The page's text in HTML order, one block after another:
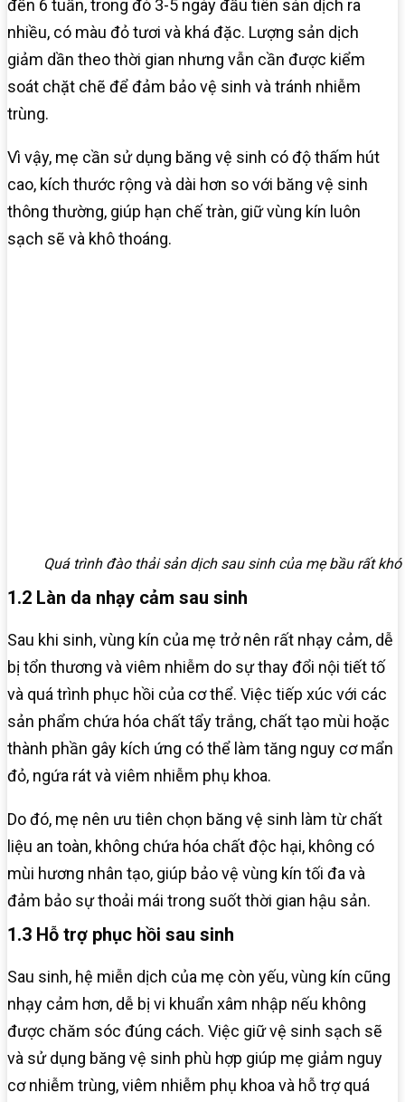
đến 6 tuần, trong đó 3-5 ngày đầu tiên sản dịch ra
nhiều, có màu đỏ tươi và khá đặc. Lượng sản dịch
giảm dần theo thời gian nhưng vẫn cần được kiểm
soát chặt chẽ để đảm bảo vệ sinh và tránh nhiễm
trùng.
Vì vậy, mẹ cần sử dụng băng vệ sinh có độ thấm hút
cao, kích thước rộng và dài hơn so với băng vệ sinh
thông thường, giúp hạn chế tràn, giữ vùng kín luôn
sạch sẽ và khô thoáng.
Quá trình đào thải sản dịch sau sinh của mẹ bầu rất
1.2 Làn da nhạy cảm sau sinh
Sau khi sinh, vùng kín của mẹ trở nên rất nhạy cảm, dễ
bị tổn thương và viêm nhiễm do sự thay đổi nội tiết tố
và quá trình phục hồi của cơ thể. Việc tiếp xúc với các
sản phẩm chứa hóa chất tẩy trắng, chất tạo mùi hoặc
thành phần gây kích ứng có thể làm tăng nguy cơ mẩn
đỏ, ngứa rát và viêm nhiễm phụ khoa.
Do đó, mẹ nên ưu tiên chọn băng vệ sinh làm từ chất
liệu an toàn, không chứa hóa chất độc hại, không có
mùi hương nhân tạo, giúp bảo vệ vùng kín tối đa và
đảm bảo sự thoải mái trong suốt thời gian hậu sản.
1.3 Hỗ trợ phục hồi sau sinh
Sau sinh, hệ miễn dịch của mẹ còn yếu, vùng kín cũng
nhạy cảm hơn, dễ bị vi khuẩn xâm nhập nếu không
được chăm sóc đúng cách. Việc giữ vệ sinh sạch sẽ
và sử dụng băng vệ sinh phù hợp giúp mẹ giảm nguy
cơ nhiễm trùng, viêm nhiễm phụ khoa và hỗ trợ quá